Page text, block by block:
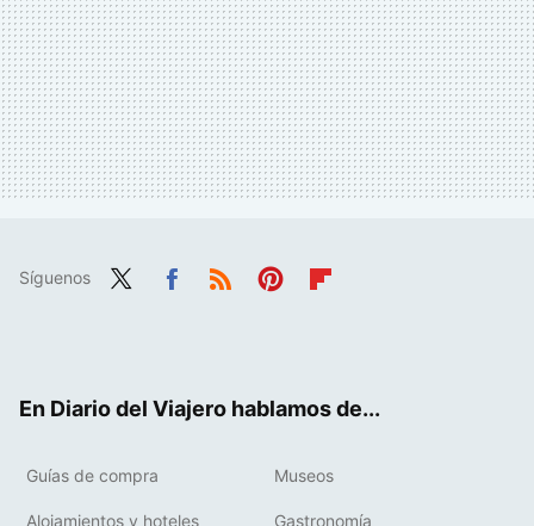
Síguenos
En Diario del Viajero hablamos de...
Guías de compra Museos
Alojamientos y hoteles Gastronomía